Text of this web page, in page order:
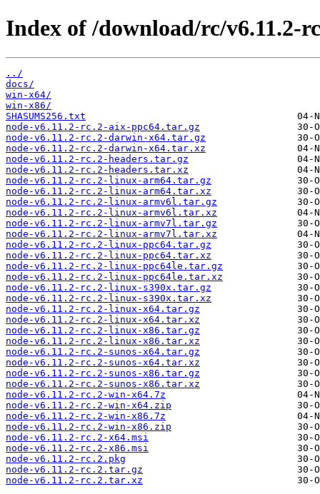
Index of /download/rc/v6.11.2-
../
docs/
win-x64/
win-x86/
SHASUMS256.txt
node-v6.11.2-rc.2-aix-ppc64.tar.gz
node-v6.11.2-rc.2-darwin-x64.tar.gz
node-v6.11.2-rc.2-darwin-x64.tar.xz
node-v6.11.2-rc.2-headers.tar.gz
node-v6.11.2-rc.2-headers.tar.xz
node-v6.11.2-rc.2-linux-arm64.tar.gz
node-v6.11.2-rc.2-linux-arm64.tar.xz
node-v6.11.2-rc.2-linux-armv6l.tar.gz
node-v6.11.2-rc.2-linux-armv6l.tar.xz
node-v6.11.2-rc.2-linux-armv7l.tar.gz
node-v6.11.2-rc.2-linux-armv7l.tar.xz
node-v6.11.2-rc.2-linux-ppc64.tar.gz
node-v6.11.2-rc.2-linux-ppc64.tar.xz
node-v6.11.2-rc.2-linux-ppc64le.tar.gz
node-v6.11.2-rc.2-linux-ppc64le.tar.xz
node-v6.11.2-rc.2-linux-s390x.tar.gz
node-v6.11.2-rc.2-linux-s390x.tar.xz
node-v6.11.2-rc.2-linux-x64.tar.gz
node-v6.11.2-rc.2-linux-x64.tar.xz
node-v6.11.2-rc.2-linux-x86.tar.gz
node-v6.11.2-rc.2-linux-x86.tar.xz
node-v6.11.2-rc.2-sunos-x64.tar.gz
node-v6.11.2-rc.2-sunos-x64.tar.xz
node-v6.11.2-rc.2-sunos-x86.tar.gz
node-v6.11.2-rc.2-sunos-x86.tar.xz
node-v6.11.2-rc.2-win-x64.7z
node-v6.11.2-rc.2-win-x64.zip
node-v6.11.2-rc.2-win-x86.7z
node-v6.11.2-rc.2-win-x86.zip
node-v6.11.2-rc.2-x64.msi
node-v6.11.2-rc.2-x86.msi
node-v6.11.2-rc.2.pkg
node-v6.11.2-rc.2.tar.gz
node-v6.11.2-rc.2.tar.xz